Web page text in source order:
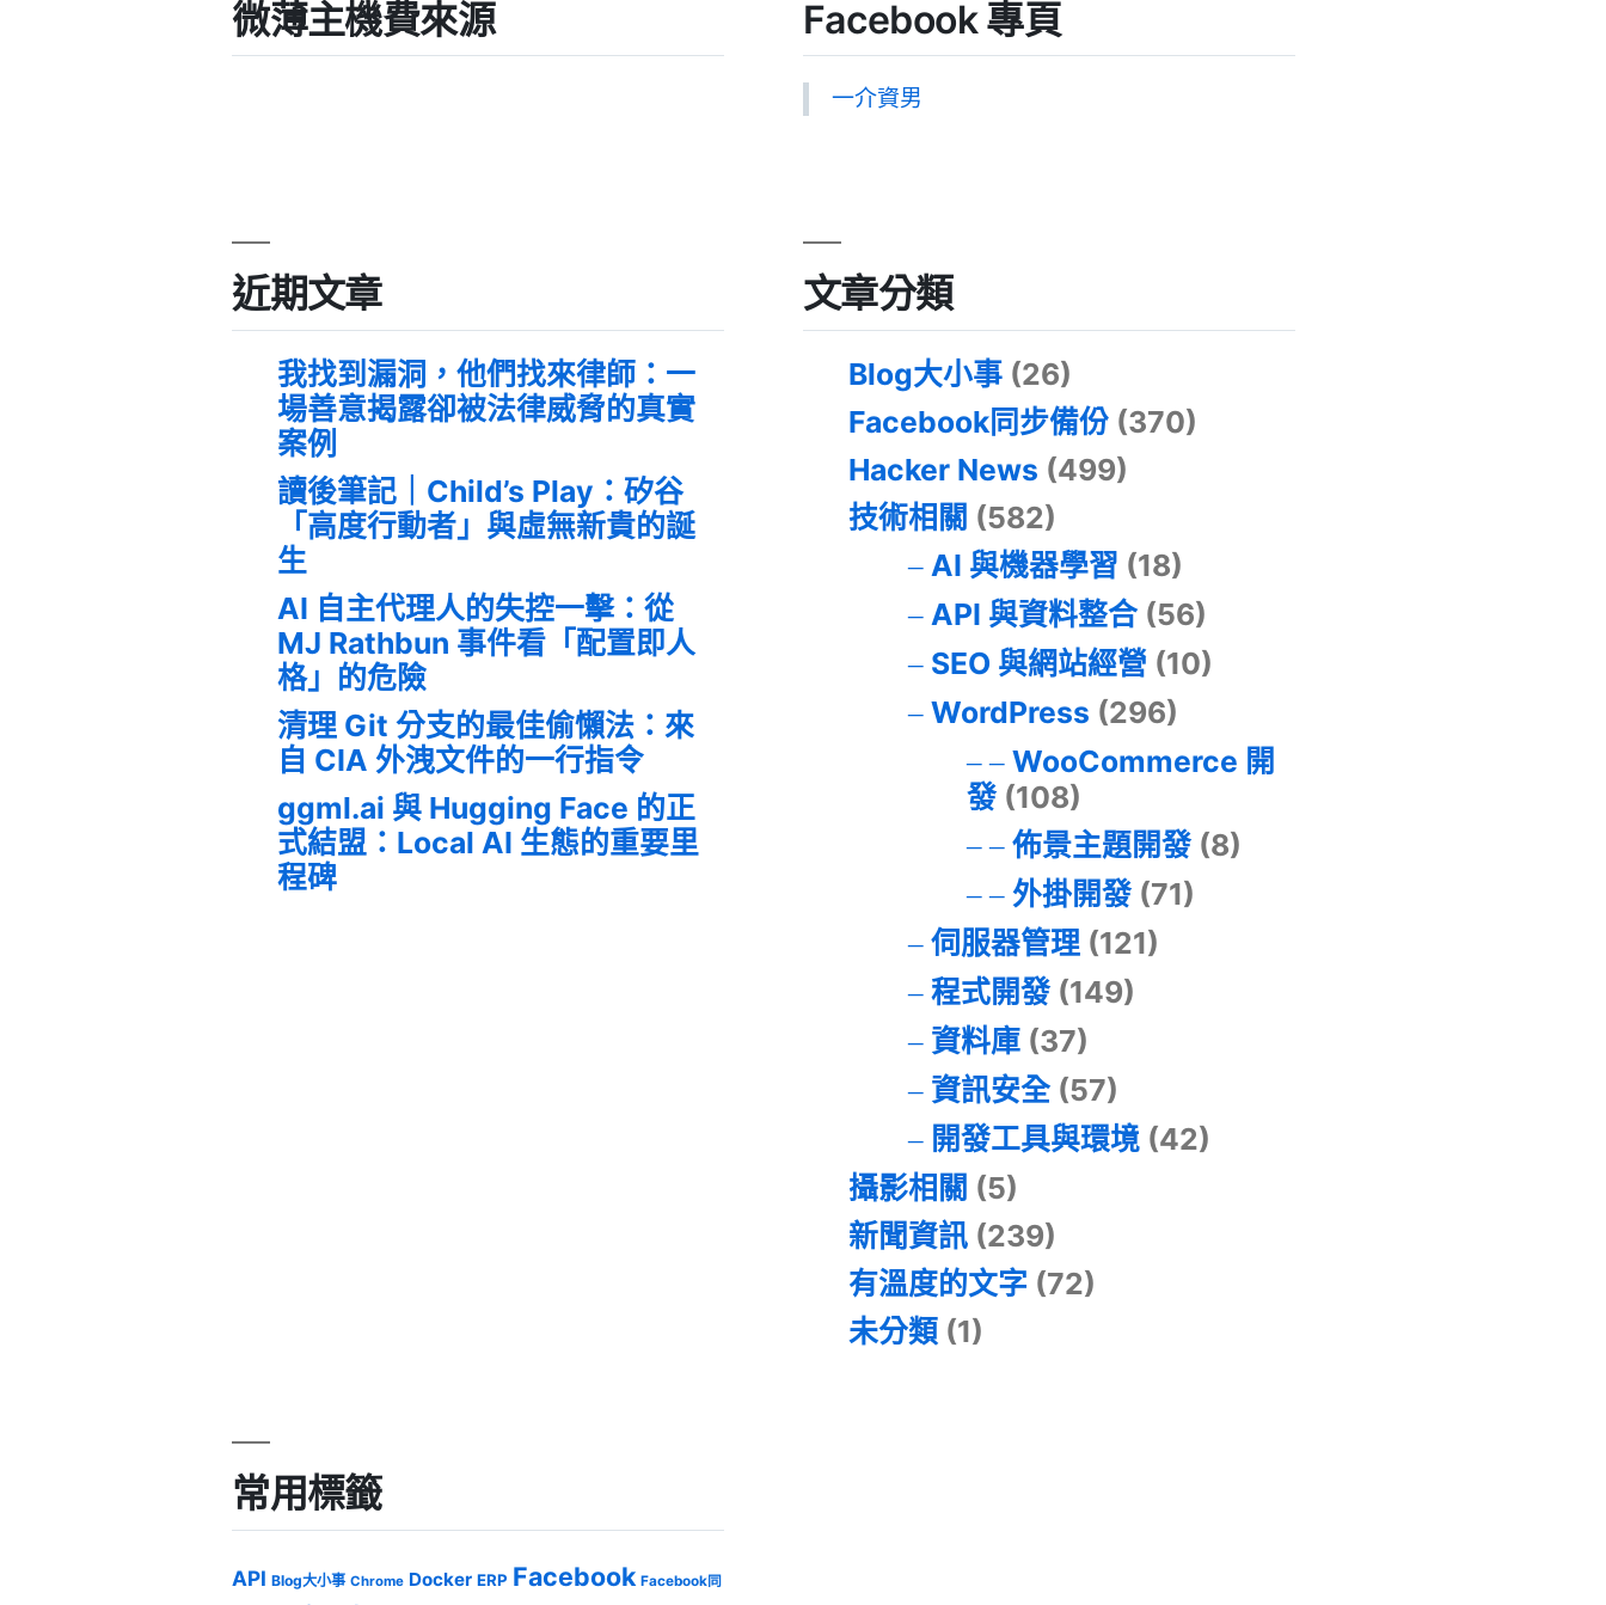
微薄主機費來源 Facebook 專頁
一介資男
近期文章
我找到漏洞，他們找來律師：一
場善意揭露卻被法律威脅的真實
案例
讀後筆記｜Child’s Play：矽谷
「高度行動者」與虛無新貴的誕
生
AI 自主代理人的失控一擊：從
MJ Rathbun 事件看「配置即人
格」的危險
清理 Git 分支的最佳偷懶法：來
自 CIA 外洩文件的一行指令
ggml.ai 與 Hugging Face 的正
式結盟：Local AI 生態的重要里
程碑
文章分類
Blog大小事 (26)
Facebook同步備份 (370)
Hacker News (499)
技術相關 (582)
AI 與機器學習 (18)
API 與資料整合(56)
SEO 與網站經營 (10)
WordPress (296)
WooCommerce 開
發(108)
佈景主題開發(8)
外掛開發(71)
伺服器管理(121)
程式開發(149)
資料庫(37)
資訊安全(57)
開發工具與環境(42)
攝影相關 (5)
新聞資訊 (239)
有溫度的文字 (72)
未分類 (1)
常用標籤
API Blog大小事 Chrome Docker ERP Facebook Facebook同